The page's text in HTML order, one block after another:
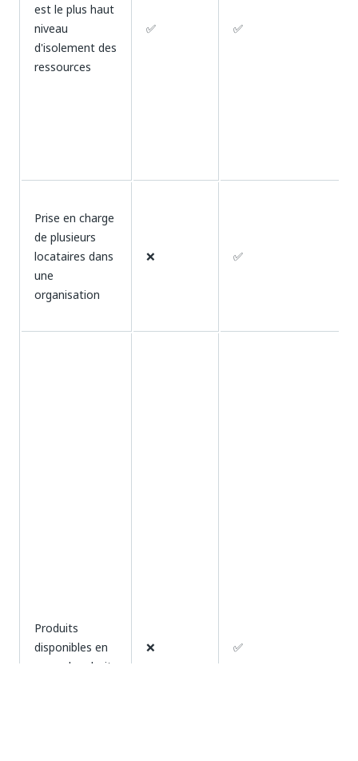
est le plus haut
niveau
d'isolement des
ressources
✅ ✅
Prise en charge
de plusieurs
locataires dans
une
organisation
❌ ✅
Produits
disponibles en
un seul endroit
❌ ✅